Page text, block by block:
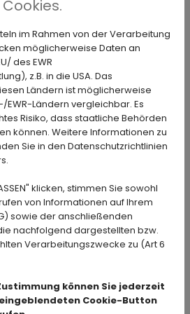
GmbH
GmbH ist ein
Unternehmen mit 20
Produktionsfläche von ru...
im Rahmen von der Verarbeitung
möglicherweise Daten an
des EWR
z.B. in die USA. Das
Ländern ist möglicherweise
EWR-Ländern vergleichbar. Es
Risiko, dass staatliche Behörden
können. Weitere Informationen zu
Sie in den Datenschutzrichtlinien
klicken, stimmen Sie sowohl
von Informationen auf Ihrem
sowie der anschließenden
nachfolgend dargestellten bzw.
Verarbeitungszwecke zu (Art 6
können Sie jederzeit
Cookie-Button